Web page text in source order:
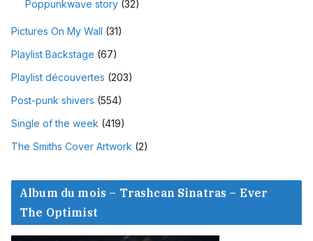
Poppunkwave story (32)
Pictures On My Wall (31)
Playlist Backstage (67)
Playlist découvertes (203)
Post-punk shivers (554)
Single of the week (419)
The Smiths Cover Artwork (2)
Album du mois – Trashcan Sinatras – Ever
The Optimist